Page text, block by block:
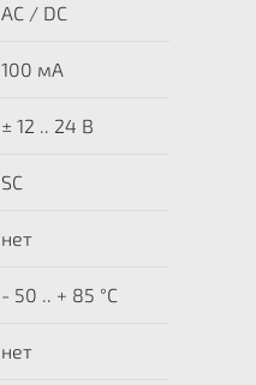
AC / DC
100 мА
± 12 .. 24 В
SC
нет
- 50 .. + 85 °C
нет